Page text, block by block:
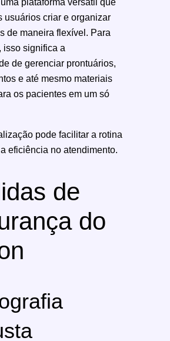
usuários criar e organizar
de maneira flexível. Para
isso significa a
de gerenciar prontuários,
e até mesmo materiais
os pacientes em um só
pode facilitar a rotina
eficiência no atendimento.
de
do